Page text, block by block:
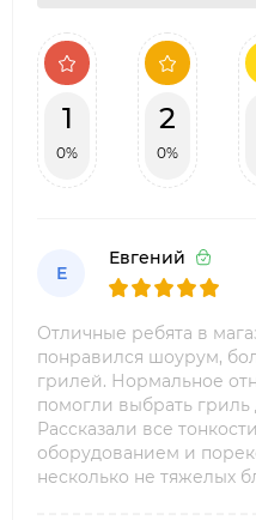
1
0%
2
0%
Е
Евгений
Отличные ребята в
понравился шоурум,
грилей. Нормальное
помогли выбрать гриль
Рассказали все
оборудованием и
несколько не тяжелых